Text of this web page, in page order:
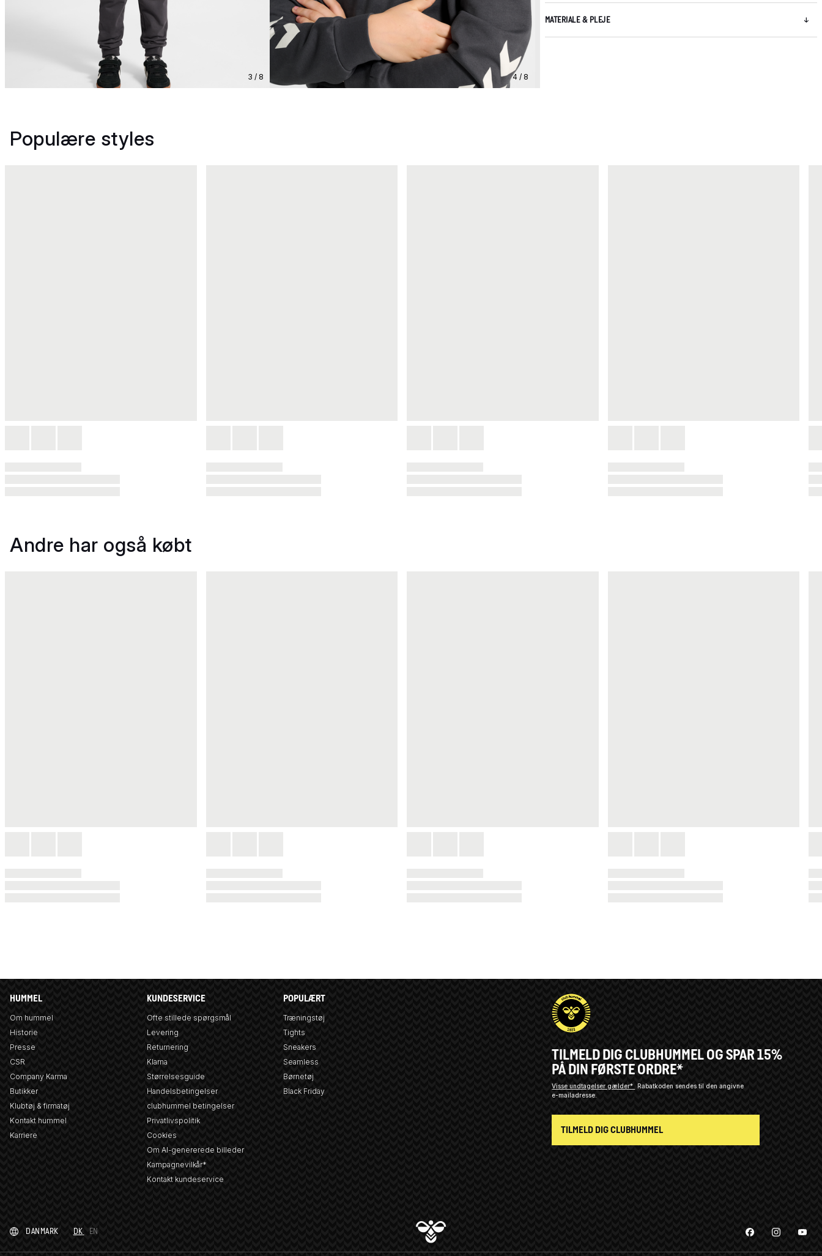
3 / 8 4 / 8
MATERIALE & PLEJE
Populære styles
Andre har også købt
HUMMEL
Om hummel
Historie
Presse
CSR
Company Karma
Butikker
Klubtøj & firmatøj
Kontakt hummel
Karriere
KUNDESERVICE
Ofte stillede spørgsmål
Levering
Returnering
Klarna
Størrelsesguide
Handelsbetingelser
clubhummel betingelser
Privatlivspolitik
Cookies
Om AI-genererede billeder
Kampagnevilkår*
Kontakt kundeservice
POPULÆRT
Træningstøj
Tights
Sneakers
Seamless
Børnetøj
Black Friday
TILMELD DIG CLUBHUMMEL OG SPAR 15%
PÅ DIN FØRSTE ORDRE*
Visse undtagelser gælder* Rabatkoden sendes til den angivne
e-mailadresse.
TILMELD DIG CLUBHUMMEL
DANMARK DK EN